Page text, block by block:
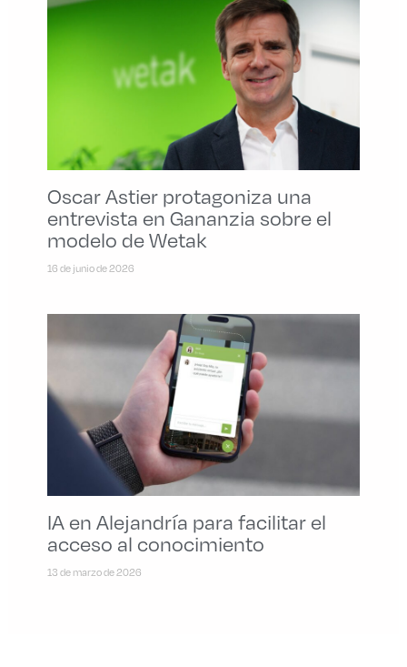
Oscar Astier protagoniza una
entrevista en Gananzia sobre el
modelo de Wetak
16 de junio de 2026
IA en Alejandría para facilitar el
acceso al conocimiento
13 de marzo de 2026